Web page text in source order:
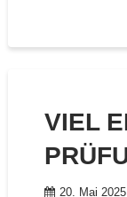
VIEL
20. Mai 2025